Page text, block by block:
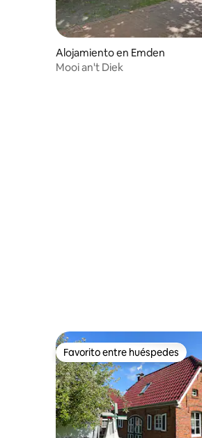
Alojamiento en Emden
Mooi an't Diek
Favorito entre huéspedes
Favorito entre huéspedes